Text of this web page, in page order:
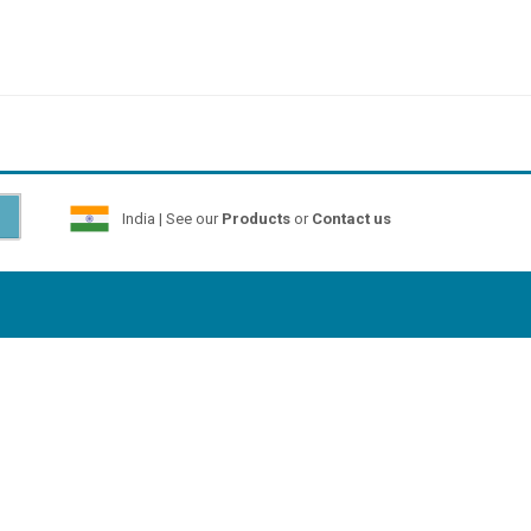
India | See our Productsor Contact us